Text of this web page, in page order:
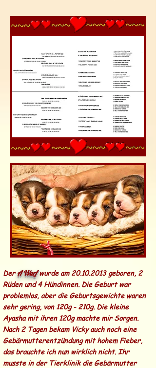
DerA Wurf wurde am 20.10.2013geboren, 2
Rüden und 4 Hündinnen. Die Geburt war
problemlos, aber die Geburtsgewichte waren
sehr gering, von 120g - 210g. Die kleine
Ayasha mit ihren 120g machte mir Sorgen.
Nach 2 Tagen bekam Vicky auch noch eine
Gebärmutterentzündung mit hohem Fieber,
das brauchte ich nun wirklich nicht. Ihr
musste in der Tierklinik die Gebärmutter